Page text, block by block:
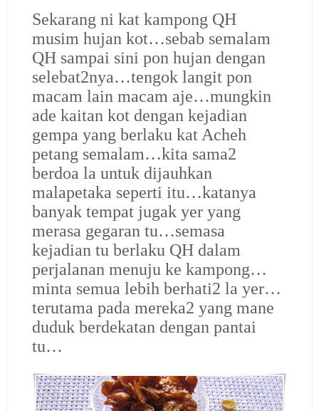
Sekarang ni kat kampong QH
musim hujan kot…sebab semalam
QH sampai sini pon hujan dengan
selebat2nya…tengok langit pon
macam lain macam aje…mungkin
ade kaitan kot dengan kejadian
gempa yang berlaku kat Acheh
petang semalam…kita sama2
berdoa la untuk dijauhkan
malapetaka seperti itu…katanya
banyak tempat jugak yer yang
merasa gegaran tu…semasa
kejadian tu berlaku QH dalam
perjalanan menuju ke kampong…
minta semua lebih berhati2 la yer…
terutama pada mereka2 yang mane
duduk berdekatan dengan pantai
tu…